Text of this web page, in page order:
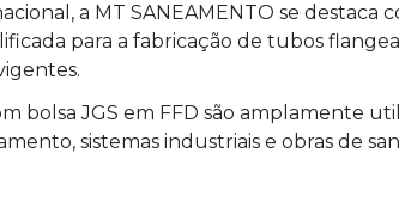
a MT SANEAMENTO se destaca
para a fabricação de tubos
bolsa JGS em FFD são amplamente
sistemas industriais e obras de